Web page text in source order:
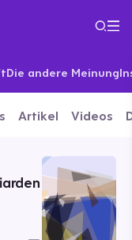
Die andere Meinung
Artikel Videos